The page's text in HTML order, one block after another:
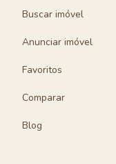
Buscar imóvel
Anunciar imóvel
Favoritos
Comparar
Blog